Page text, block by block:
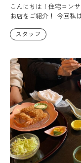
こんにちは！住宅コン
お店をご紹介！ 今回私
スタッフ